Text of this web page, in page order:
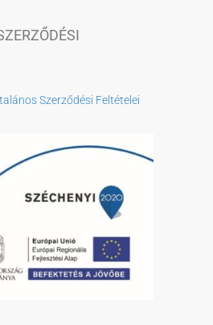
Szerződési Feltételei